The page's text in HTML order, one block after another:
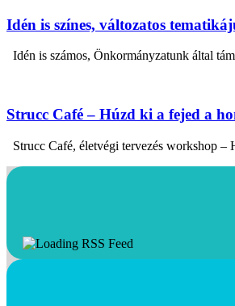
Idén is színes, változatos
Idén is számos, Önkormányzatunk által
Strucc Café – Húzd ki a fejed a
Strucc Café, életvégi tervezés workshop